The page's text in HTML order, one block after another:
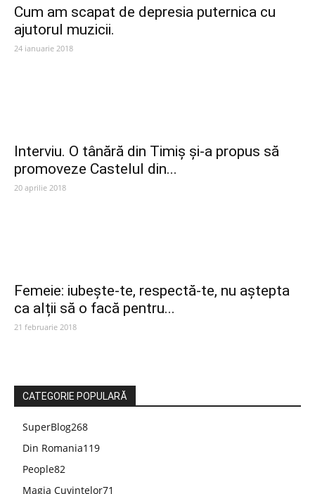
Cum am scapat de depresia puternica cu
ajutorul muzicii.
24 ianuarie 2018
Interviu. O tânără din Timiș și-a propus să
promoveze Castelul din...
20 aprilie 2018
Femeie: iubește-te, respectă-te, nu aștepta
ca alții să o facă pentru...
21 februarie 2018
CATEGORIE POPULARĂ
SuperBlog268
Din Romania119
People82
Magia Cuvintelor71